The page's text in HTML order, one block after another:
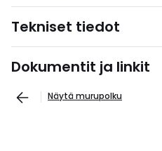
Tekniset tiedot
Dokumentit ja linkit
Näytä murupolku